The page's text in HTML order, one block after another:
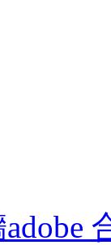
adobe